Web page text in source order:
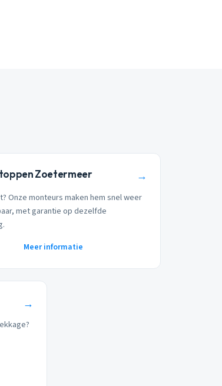
Zoetermeer →
Onze monteurs maken hem snel weer
met garantie op dezelfde
Meer informatie
→